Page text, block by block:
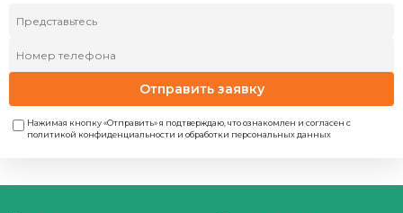
Отправить заявку
Нажимая кнопку «Отправить» я подтверждаю, что ознакомлен и согласен с
политикой конфиденциальности и обработки персональных данных